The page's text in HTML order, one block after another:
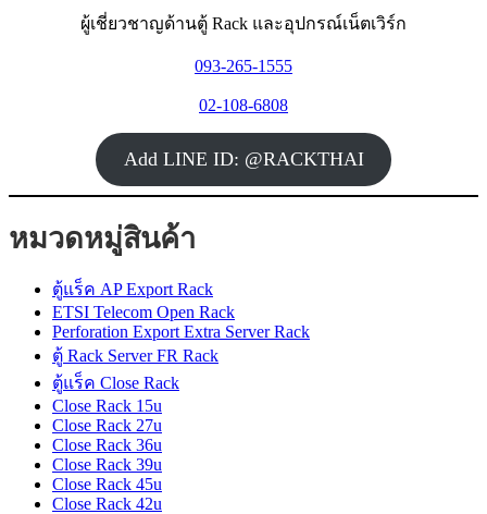
ผู้เชี่ยวชาญด้านตู้ Rack และอุปกรณ์เน็ตเวิร์ก
093-265-1555
02-108-6808
Add LINE ID: @RACKTHAI
หมวดหมู่สินค้า
ตู้แร็ค AP Export Rack
ETSI Telecom Open Rack
Perforation Export Extra Server Rack
ตู้ Rack Server FR Rack
ตู้แร็ค Close Rack
Close Rack 15u
Close Rack 27u
Close Rack 36u
Close Rack 39u
Close Rack 45u
Close Rack 42u